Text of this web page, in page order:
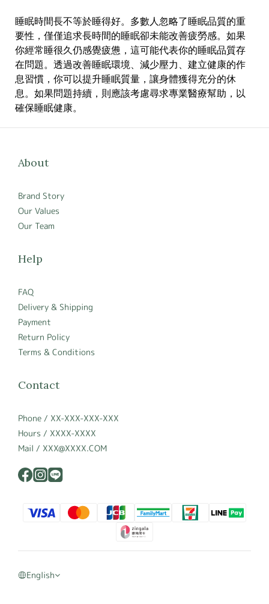
睡眠時間長不等於睡得好。多數人忽略了睡眠品質的重
要性，僅僅追求長時間的睡眠卻未能改善疲勞感。如果
你經常睡很久仍感覺疲憊，這可能代表你的睡眠品質存
在問題。透過改善睡眠環境、減少壓力、建立健康的作
息習慣，你可以提升睡眠質量，讓身體獲得充分的休
息。如果問題持續，則應該考慮尋求專業醫療幫助，以
確保睡眠健康。
About
Brand Story
Our Values
Our Team
Help
FAQ
Delivery & Shipping
Payment
Return Policy
Terms & Conditions
Contact
Phone / XX-XXX-XXX-XXX
Hours / XXXX-XXXX
Mail / XXX@XXXX.COM
English